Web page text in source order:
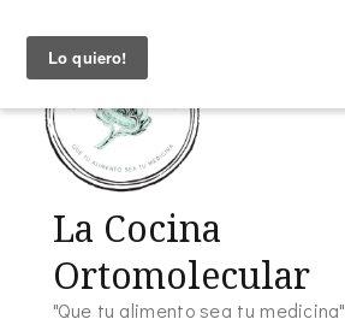
La Cocina
Ortomolecular
"Que tu alimento sea tu medicina"